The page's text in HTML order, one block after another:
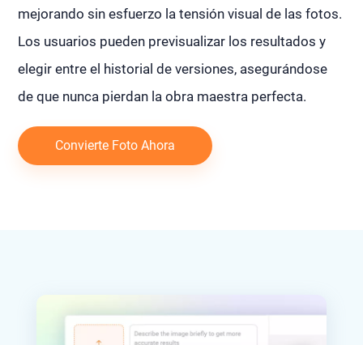
mejorando sin esfuerzo la tensión visual de las fotos.
Los usuarios pueden previsualizar los resultados y
elegir entre el historial de versiones, asegurándose
de que nunca pierdan la obra maestra perfecta.
Convierte Foto Ahora